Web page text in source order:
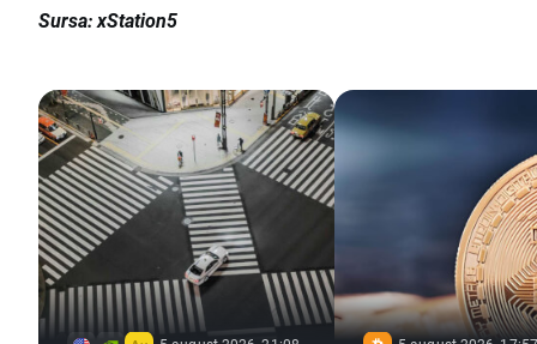
Sursa: xStation5